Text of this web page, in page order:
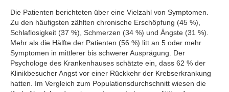
Die Patienten berichteten über eine Vielzahl von Symptomen.
Zu den häufigsten zählten chronische Erschöpfung (45 %),
Schlaflosigkeit (37 %), Schmerzen (34 %) und Ängste (31 %).
Mehr als die Hälfte der Patienten (56 %) litt an 5 oder mehr
Symptomen in mittlerer bis schwerer Ausprägung. Der
Psychologe des Krankenhauses schätzte ein, dass 62 % der
Klinikbesucher Angst vor einer Rückkehr der Krebserkrankung
hatten. Im Vergleich zum Populationsdurchschnitt wiesen die